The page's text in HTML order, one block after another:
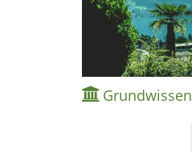
Grundwissen